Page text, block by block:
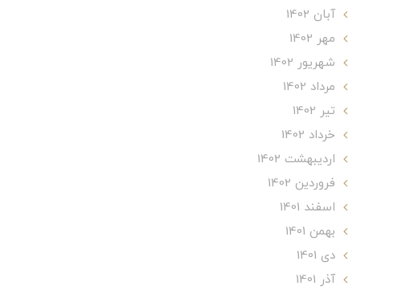
آبان 1402
مهر 1402
شهریور 1402
مرداد 1402
تير 1402
خرداد 1402
ارديبهشت 1402
فروردین 1402
اسفند 1401
بهمن 1401
دی 1401
آذر 1401